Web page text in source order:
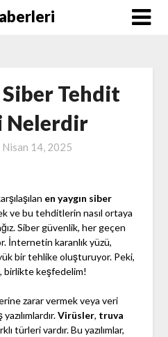
Siber Tehdit
Nelerdir
Nisan 14, 2025
en yaygın siber
ve bu tehditlerin nasıl ortaya
Siber güvenlik, her geçen
İnternetin karanlık yüzü,
bir tehlike oluşturuyor. Peki,
birlikte keşfedelim!
zarar vermek veya veri
Virüsler, truva
türleri vardır. Bu yazılımlar,